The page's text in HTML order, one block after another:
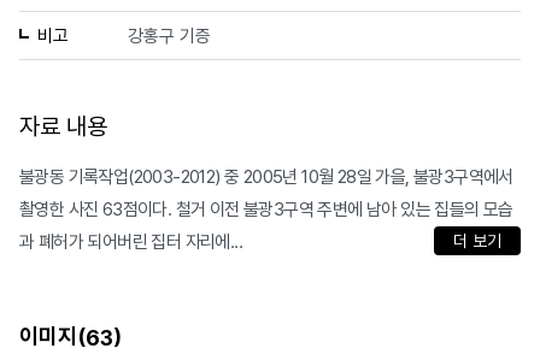
비고 강홍구 기증
자료 내용
불광동 기록작업(2003-2012) 중 2005년 10월 28일 가을, 불광3구역에서
촬영한 사진 63점이다. 철거 이전 불광3구역 주변에 남아 있는 집들의 모습
과 폐허가 되어버린 집터 자리에...
더 보기
이미지(63)